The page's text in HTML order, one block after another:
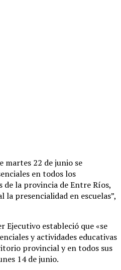
martes 22 de junio se
en todos los
de la provincia de Entre Ríos,
la presencialidad en escuelas”,
Ejecutivo estableció que «se
y actividades educativas
provincial y en todos sus
14 de junio.